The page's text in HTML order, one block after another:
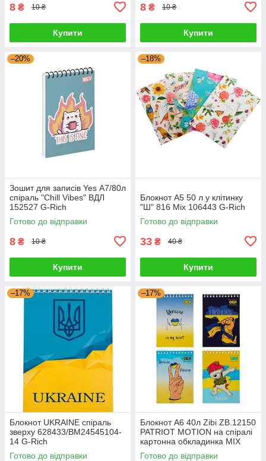
8 ₴ 10 ₴
Купити
8 ₴ 10 ₴
Купити
–20%
Зошит для записів Yes А7/80л
спіраль "Chill Vibes" ВДЛ
152527 G-Rich
Готово до відправки
8 ₴ 10 ₴
Купити
–18%
Блокнот А5 50 л у клітинку
"Ш" 816 Mix 106443 G-Rich
Готово до відправки
33 ₴ 40 ₴
Купити
–17%
Блокнот UKRAINE спіраль
зверху 628433/BM24545104-
14 G-Rich
Готово до відправки
–17%
Блокнот А6 40л Zibi ZB.12150
PATRIOT MOTION на спіралі
картонна обкладинка MIX
643826 G-Rich
Готово до відправки